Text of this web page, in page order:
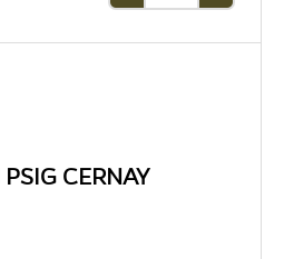
CERNAY